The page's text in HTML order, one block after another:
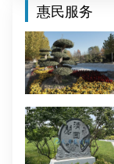
惠民服务